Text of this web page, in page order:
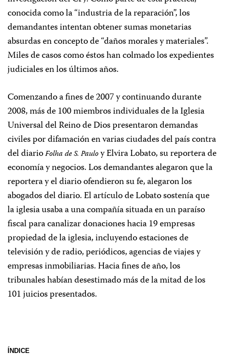
conocida como la “industria de la reparación”, los
demandantes intentan obtener sumas monetarias
absurdas en concepto de “daños morales y materiales”.
Miles de casos como éstos han colmado los expedientes
judiciales en los últimos años.
Comenzando a fines de 2007 y continuando durante
2008, más de 100 miembros individuales de la Iglesia
Universal del Reino de Dios presentaron demandas
civiles por difamación en varias ciudades del país contra
del diarioFolha de S. Pauloy Elvira Lobato, su reportera de
economía y negocios. Los demandantes alegaron que la
reportera y el diario ofendieron su fe, alegaron los
abogados del diario. El artículo de Lobato sostenía que
la iglesia usaba a una compañía situada en un paraíso
fiscal para canalizar donaciones hacia 19 empresas
propiedad de la iglesia, incluyendo estaciones de
televisión y de radio, periódicos, agencias de viajes y
empresas inmobiliarias. Hacia fines de año, los
tribunales habían desestimado más de la mitad de los
101 juicios presentados.
ÍNDICE